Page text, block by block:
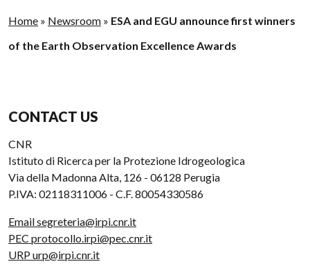
Home » Newsroom » ESA and EGU announce first winners
of the Earth Observation Excellence Awards
CONTACT US
CNR
Istituto di Ricerca per la Protezione Idrogeologica
Via della Madonna Alta, 126 - 06128 Perugia
P.IVA: 02118311006 - C.F. 80054330586
Email segreteria@irpi.cnr.it
PEC protocollo.irpi@pec.cnr.it
URP urp@irpi.cnr.it